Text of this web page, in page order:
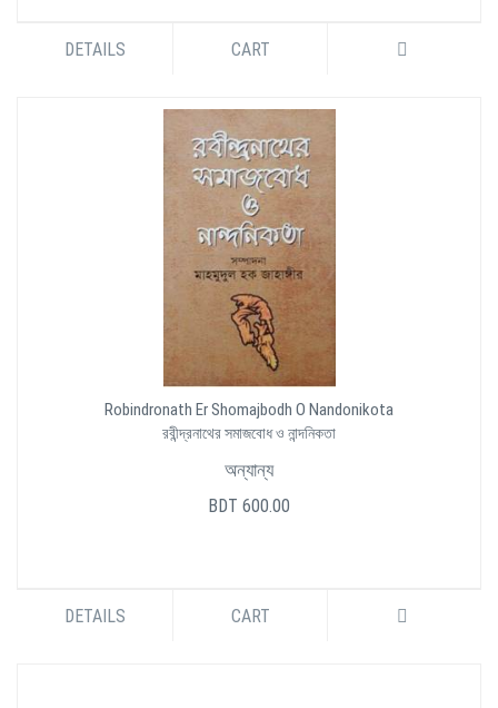
DETAILS CART
Robindronath Er Shomajbodh O Nandonikota
রবীন্দ্রনাথের সমাজবোধ ও নান্দনিকতা
অন্যান্য
BDT 600.00
DETAILS CART